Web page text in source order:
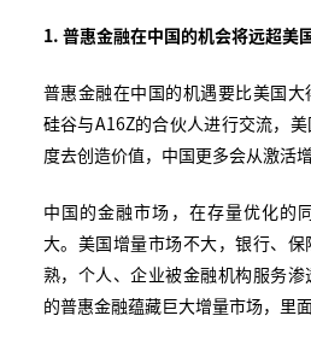
1. 普惠金融在中国的机会将远超美
普惠金融在中国的机遇要比美国
硅谷与A16Z的合伙人进行交流，
度去创造价值，中国更多会从激活增
中国的金融市场，在存量优化的
大。美国增量市场不大，银行、
熟，个人、企业被金融机构服务
的普惠金融蕴藏巨大增量市场，里